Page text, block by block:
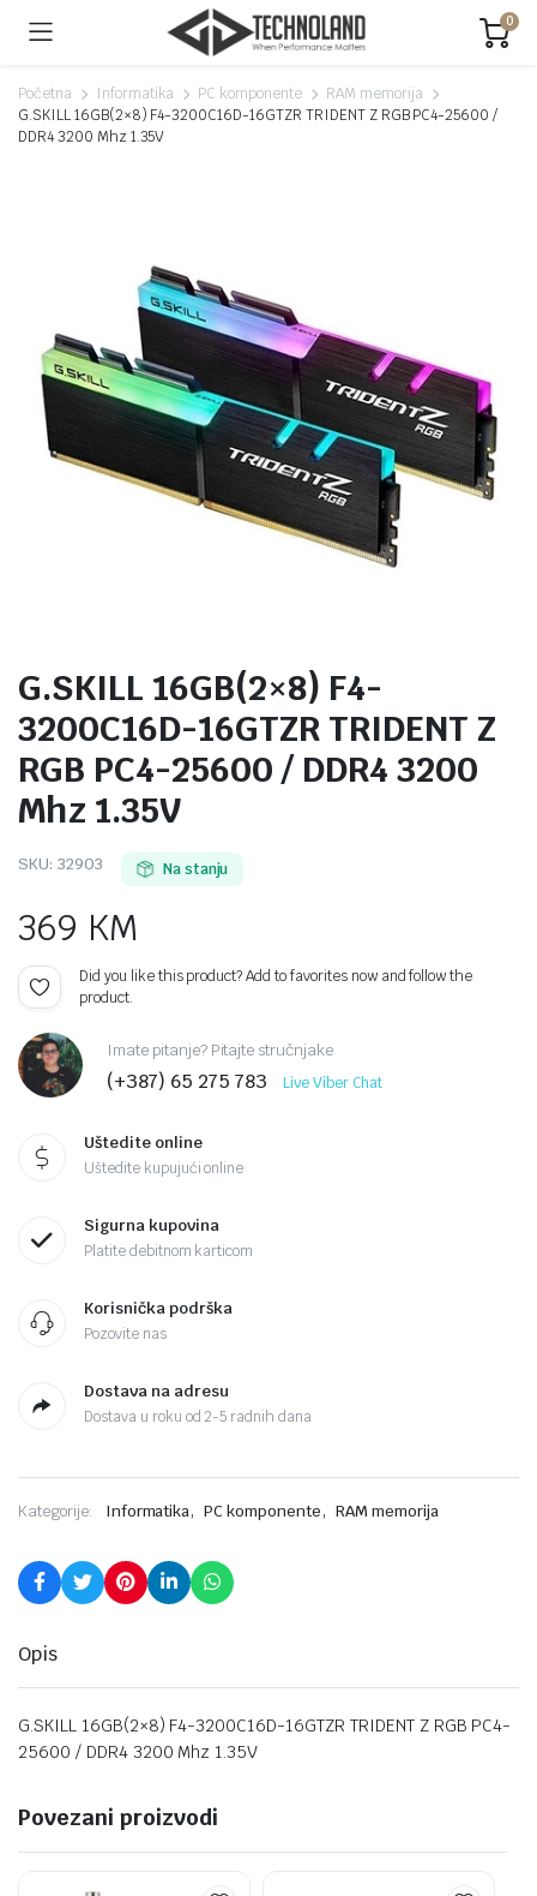
0
Početna Informatika PC komponente
RAM memorija
G.SKILL 16GB(2×8) F4-3200C16D-16GTZR TRIDENT Z RGB PC4-25600 /
DDR4 3200 Mhz 1.35V
G.SKILL 16GB(2×8) F4-
3200C16D-16GTZR TRIDENT Z
RGB PC4-25600 / DDR4 3200
Mhz 1.35V
SKU: 32903 Na stanju
369 KM
Did you like this product? Add to favorites now and follow the
product.
Imate pitanje? Pitajte stručnjake
(+387) 65 275 783 Live Viber Chat
Uštedite online
Uštedite kupujući online
Sigurna kupovina
Platite debitnom karticom
Korisnička podrška
Pozovite nas
Dostava na adresu
Dostava u roku od 2-5 radnih dana
Kategorije: Informatika, PC komponente, RAM memorija
Opis
G.SKILL 16GB(2×8) F4-3200C16D-16GTZR TRIDENT Z RGB PC4-
25600 / DDR4 3200 Mhz 1.35V
Povezani proizvodi